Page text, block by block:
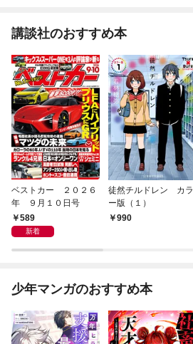
講談社のおすすめ本
ベストカー ２０２６
年 ９月１０日号
589
新着
徒然チルドレン カラ
ー版（１）
990
少年マンガのおすすめ本